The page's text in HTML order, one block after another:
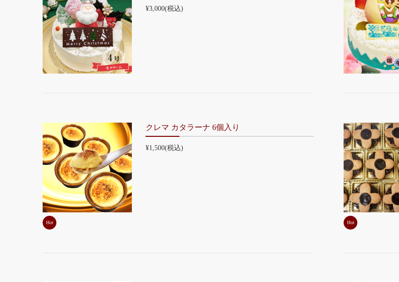
¥3,000(税込)
Hot
クレマ カタラーナ 6個入り
¥1,500(税込)
Hot